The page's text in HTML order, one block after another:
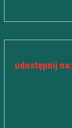
udostępnij na: